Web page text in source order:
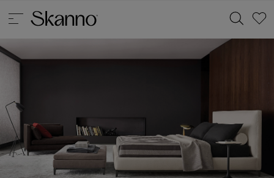
Type 2 or more characters for results.